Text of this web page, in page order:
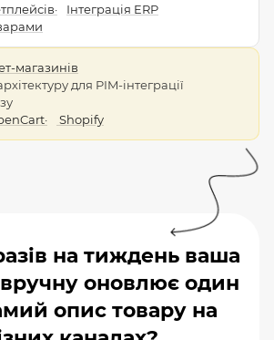
Інтеграція ERP
магазинів
для PIM-інтеграції
Shopify
на тиждень ваша
оновлює один
опис товару на